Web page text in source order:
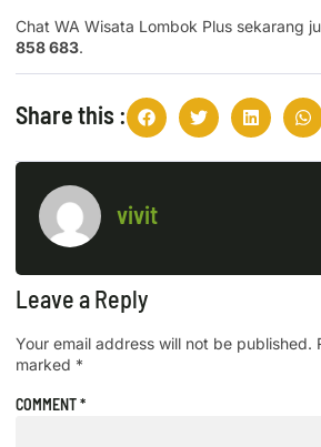
Chat WA Wisata Lombok Plus sekarang
858 683.
Share this :
vivit
Leave a Reply
Your email address will not be published.
marked *
COMMENT*